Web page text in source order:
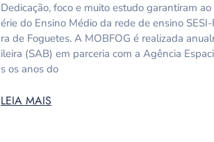
Dedicação, foco e muito estudo garantiram
érie do Ensino Médio da rede de ensino
ra de Foguetes. A MOBFOG é realizada
ileira (SAB) em parceria com a Agência
s os anos do
LEIA MAIS